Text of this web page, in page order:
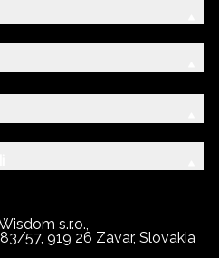
s.r.o.,
57, 919 26 Zavar, Slovakia